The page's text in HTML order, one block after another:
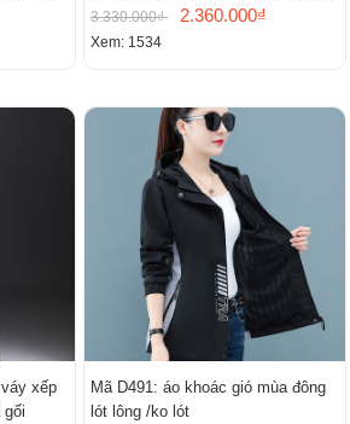
cấp
3.330.000₫ 2.360.000₫
Xem: 1534
xếp
gối
Mã D491: áo khoác gió mùa đông
lót lông /ko lót